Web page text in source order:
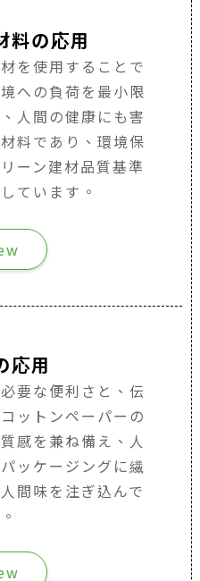
料の応用
を使用することで
への負荷を最小限
人間の健康にも害
料であり、環境保
ーン建材品質基準
ています。
応用
要な便利さと、伝
ットンペーパーの
感を兼ね備え、人
ッケージングに繊
間味を注ぎ込んで